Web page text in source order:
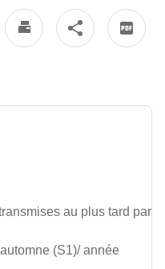
au plus tard par
(S1)/ année